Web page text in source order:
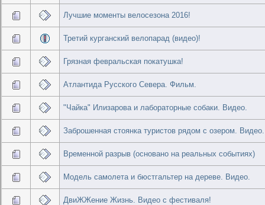
Лучшие моменты велосезона 2016!
Третий курганский велопарад (видео)!
Грязная февральская покатушка!
Атлантида Русского Севера. Фильм.
"Чайка" Илизарова и лабораторные собаки. Видео.
Заброшенная стоянка туристов рядом с озером. Видео.
Временной разрыв (основано на реальных событиях)
Модель самолета и бюстгальтер на дереве. Видео.
ДвиЖЖение Жизнь. Видео с фестиваля!